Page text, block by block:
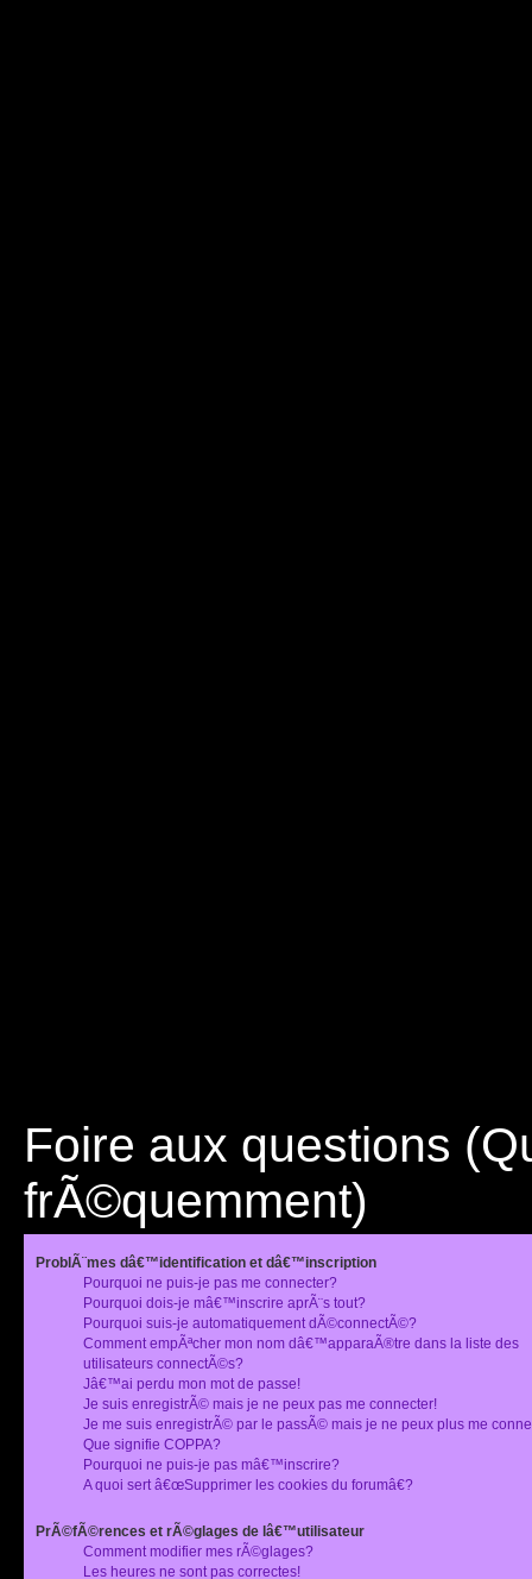
Foire aux questions
frÃ©quemment)
ProblÃ¨mes dâ€™identification et dâ€™inscription
Pourquoi ne puis-je pas me connecter?
Pourquoi dois-je mâ€™inscrire aprÃ¨s tout?
Pourquoi suis-je automatiquement dÃ©connectÃ©?
Comment empÃªcher mon nom dâ€™apparaÃ®tre dans la liste des
utilisateurs connectÃ©s?
Jâ€™ai perdu mon mot de passe!
Je suis enregistrÃ© mais je ne peux pas me connecter!
Je me suis enregistrÃ© par le passÃ© mais je ne peux plus me
Que signifie COPPA?
Pourquoi ne puis-je pas mâ€™inscrire?
A quoi sert â€œSupprimer les cookies du forumâ€?
PrÃ©fÃ©rences et rÃ©glages de lâ€™utilisateur
Comment modifier mes rÃ©glages?
Les heures ne sont pas correctes!